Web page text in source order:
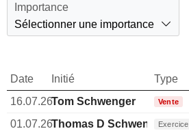
Importance
Sélectionner une importance
Date Initié Type
16.07.26Tom Schwenger Vente
01.07.26Thomas D SchwengerExercice